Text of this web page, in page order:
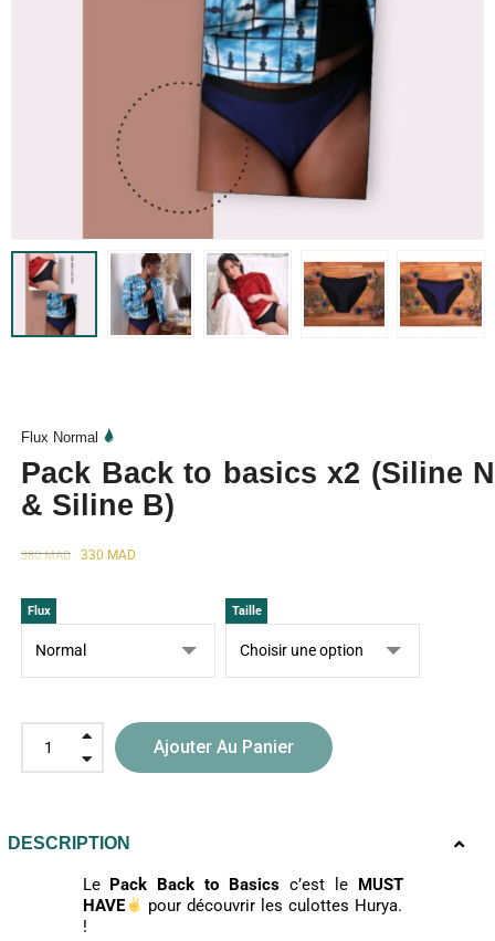
Flux Normal
Pack Back to basics x2 (Siline N
& Siline B)
380MAD 330 MAD
Flux Taille
Ajouter Au Panier
DESCRIPTION
Le Pack Back to Basics c’est le MUST
HAVE
pour découvrir les culottes Hurya.
!